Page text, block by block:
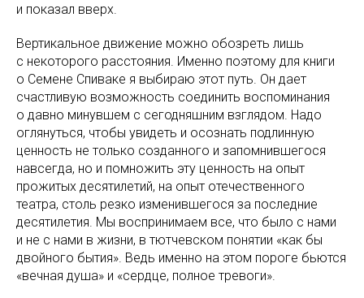
и показал вверх.
Вертикальное движение можно обозреть лишь
с некоторого расстояния. Именно поэтому для книги
о Семене Спиваке я выбираю этот путь. Он дает
счастливую возможность соединить воспоминания
о давно минувшем с сегодняшним взглядом. Надо
оглянуться, чтобы увидеть и осознать подлинную
ценность не только созданного и запомнившегося
навсегда, но и помножить эту ценность на опыт
прожитых десятилетий, на опыт отечественного
театра, столь резко изменившегося за последние
десятилетия. Мы воспринимаем все, что было с нами
и не с нами в жизни, в тютчевском понятии «как бы
двойного бытия». Ведь именно на этом пороге бьются
«вечная душа» и «сердце, полное тревоги».